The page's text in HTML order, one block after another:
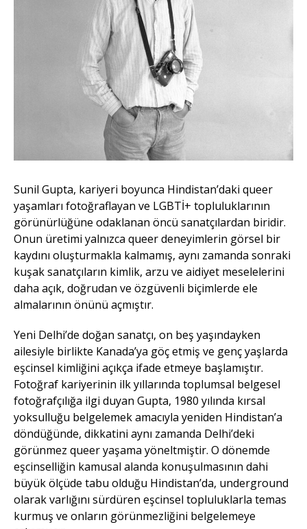
Sunil Gupta, kariyeri boyunca Hindistan’daki queer
yaşamları fotoğraflayan ve LGBTİ+ topluluklarının
görünürlüğüne odaklanan öncü sanatçılardan biridir.
Onun üretimi yalnızca queer deneyimlerin görsel bir
kaydını oluşturmakla kalmamış, aynı zamanda sonraki
kuşak sanatçıların kimlik, arzu ve aidiyet meselelerini
daha açık, doğrudan ve özgüvenli biçimlerde ele
almalarının önünü açmıştır.
Yeni Delhi’de doğan sanatçı, on beş yaşındayken
ailesiyle birlikte Kanada’ya göç etmiş ve genç yaşlarda
eşcinsel kimliğini açıkça ifade etmeye başlamıştır.
Fotoğraf kariyerinin ilk yıllarında toplumsal belgesel
fotoğrafçılığa ilgi duyan Gupta, 1980 yılında kırsal
yoksulluğu belgelemek amacıyla yeniden Hindistan’a
döndüğünde, dikkatini aynı zamanda Delhi’deki
görünmez queer yaşama yöneltmiştir. O dönemde
eşcinselliğin kamusal alanda konuşulmasının dahi
büyük ölçüde tabu olduğu Hindistan’da, underground
olarak varlığını sürdüren eşcinsel topluluklarla temas
kurmuş ve onların görünmezliğini belgelemeye